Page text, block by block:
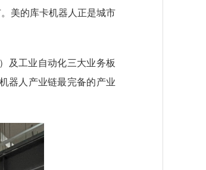
美的库卡机器人正是城市
及工业自动化三大业务板
器人产业链最完备的产业